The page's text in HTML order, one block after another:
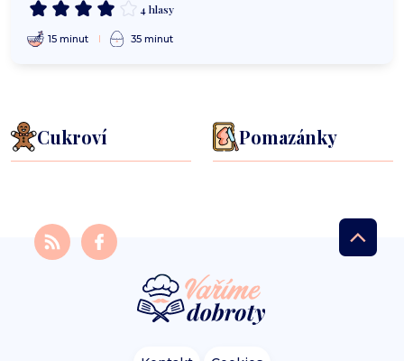
4 hlasy
15 minut 35 minut
Cukroví Pomazánky